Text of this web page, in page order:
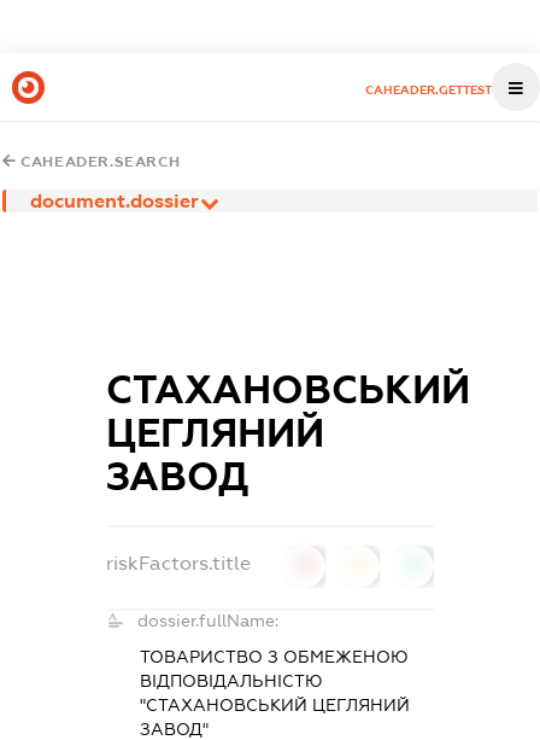
CAHEADER.GETTEST
CAHEADER.SEARCH
document.dossier
СТАХАНОВСЬКИЙ
ЦЕГЛЯНИЙ
ЗАВОД
riskFactors.title
dossier.fullName:
ТОВАРИСТВО З ОБМЕЖЕНОЮ
ВІДПОВІДАЛЬНІСТЮ
"СТАХАНОВСЬКИЙ ЦЕГЛЯНИЙ
ЗАВОД"